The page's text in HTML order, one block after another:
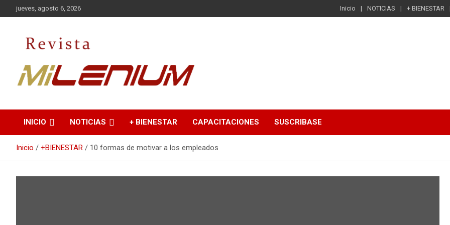
Saltar
al
jueves, agosto 6, 2026 Inicio NOTICIAS + BIENESTAR
Revista Milenium
INICIO NOTICIAS + BIENESTAR CAPACITACIONES SUSCRIBASE
Inicio +BIENESTAR 10 formas de motivar a los empleados